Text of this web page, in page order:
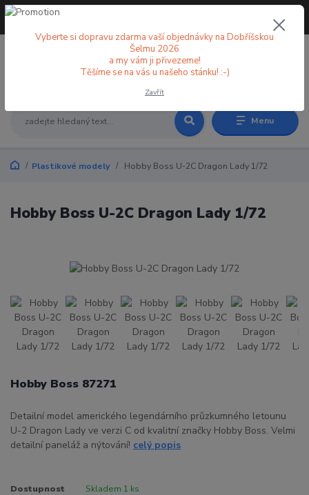
Menu
+420 773 998 582
Plastikové modely Hobby Boss U-2C Dragon Lady 1/72
Hobby Boss U-2C Dragon Lady 1/72
Hobby Boss 87271
Detailní model amerického legendárního průzkumného letounu
U-2 Dragon Lady ve verzi C od kvalitní značky Hobby Boss. Velmi
detailní paneláž a nýtování! celý popis
Dostupnost Skladem 1 ks
Vyberte si dopravu zdarma vaší objednávky na Dobříšskou
Šelmu 2026
a my vám ji přivezeme!
Těšíme se na vás u našeho stánku! :-)
Zavřít